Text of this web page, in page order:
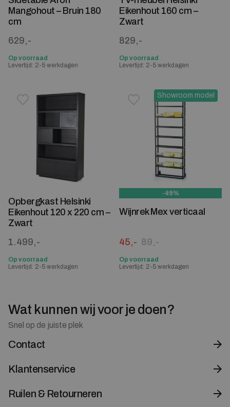
Mangohout – Bruin 180
cm
629,-
Op voorraad
Levertijd: 2-5 werkdagen
Eikenhout 160 cm –
Zwart
829,-
Op voorraad
Levertijd: 2-5 werkdagen
Toevoegen aan verlanglijstje
Verwijderen van verlanglijst
Opbergkast Helsinki
Eikenhout 120 x 220 cm –
Zwart
1.499,-
Op voorraad
Levertijd: 2-5 werkdagen
Showroom model
Toevoegen aan
Verwijderen van verlanglijst
-49%
Wijnrek Mex verticaal
89,-
Oorspronkelijke prijs
45,-
Huidige prijs is: 45,-.
Op voorraad
Levertijd: 2-5 werkdagen
Wat kunnen wij voor je doen?
Snel op de juiste plek
Contact
Klantenservice
Ruilen & Retourneren